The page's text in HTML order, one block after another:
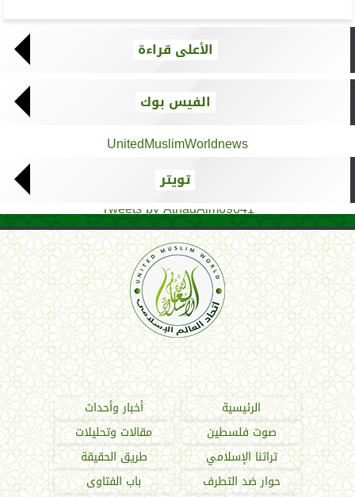
الأعلى قراءة
الفيس بوك
UnitedMuslimWorldnews
تويتر
Tweets by AthadAlm69641
اتحاد العالم الإسلامي
الرئيسية
أخبار وأحداث
صوت فلسطين
مقالات وتحليلات
تراثنا الإسلامي
طريق الحقيقة
حوار ضد التطرف
باب الفتاوى